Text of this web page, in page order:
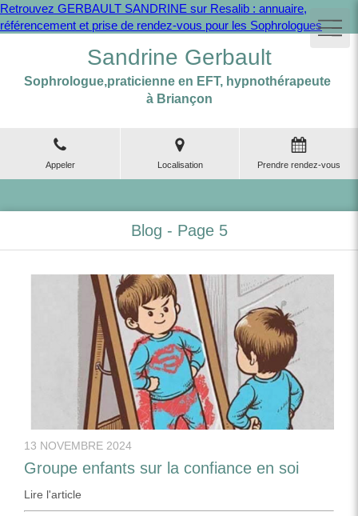
Retrouvez GERBAULT SANDRINE sur Resalib : annuaire,
référencement et prise de rendez-vous pour les Sophrologues
Sandrine Gerbault
Sophrologue,praticienne en EFT, hypnothérapeute
à Briançon
Appeler Localisation Prendre rendez-vous
Blog - Page 5
13 NOVEMBRE 2024
Groupe enfants sur la confiance en soi
Lire l'article